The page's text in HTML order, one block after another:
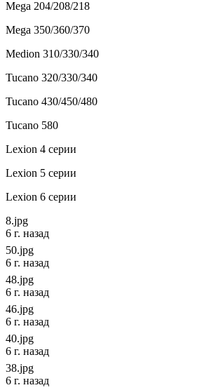
Mega 204/208/218
Mega 350/360/370
Medion 310/330/340
Tucano 320/330/340
Tucano 430/450/480
Tucano 580
Lexion 4 серии
Lexion 5 серии
Lexion 6 серии
8.jpg
6 г. назад
50.jpg
6 г. назад
48.jpg
6 г. назад
46.jpg
6 г. назад
40.jpg
6 г. назад
38.jpg
6 г. назад